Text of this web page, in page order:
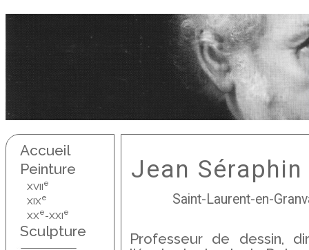
Accueil
Peinture
XVIIe
XIXe
XXe-XXIe
Sculpture
Jean
Saint-Laurent-en-
Professeur de dessin,